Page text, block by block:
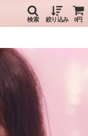
検索 絞り込み 0円